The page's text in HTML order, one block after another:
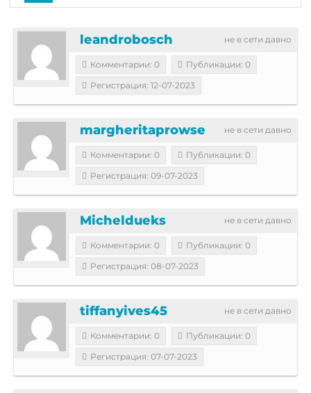
не в сети давно
leandrobosch
Комментарии: 0
Публикации: 0
Регистрация: 12-07-2023
не в сети давно
margheritaprowse
Комментарии: 0
Публикации: 0
Регистрация: 09-07-2023
не в сети давно
Micheldueks
Комментарии: 0
Публикации: 0
Регистрация: 08-07-2023
не в сети давно
tiffanyives45
Комментарии: 0
Публикации: 0
Регистрация: 07-07-2023